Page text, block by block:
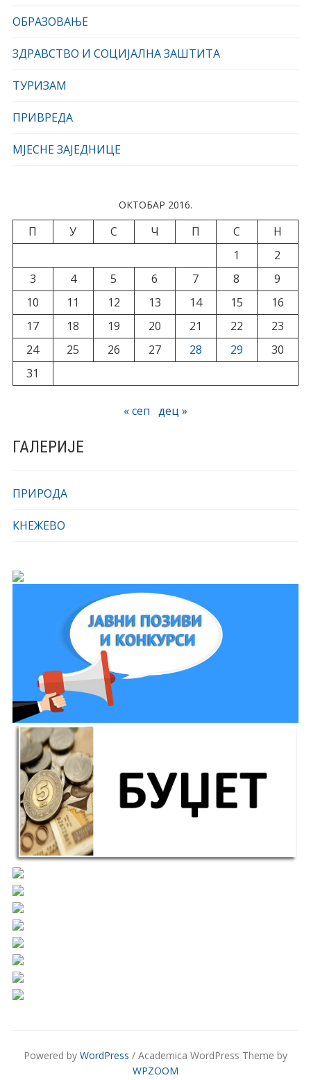
ОБРАЗОВАЊЕ
ЗДРАВСТВО И СОЦИЈАЛНА ЗАШТИТА
ТУРИЗАМ
ПРИВРЕДА
МЈЕСНЕ ЗАЈЕДНИЦЕ
ОКТОБАР 2016.
П У С Ч П С
Н
1
2
3
4 5 6 7 8
9
10
11 12 13 14 15
16
17
18 19 20 21 22
23
24
25 26 27 28 29
30
31
« сеп дец »
ГАЛЕРИЈЕ
ПРИРОДА
КНЕЖЕВО
Powered by WordPress / Academica WordPress Theme by
WPZOOM